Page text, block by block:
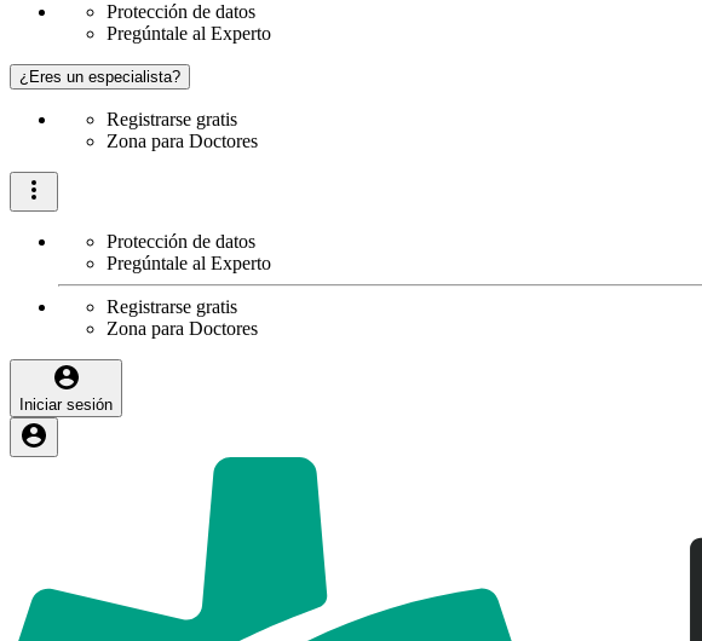
Protección de datos
Pregúntale al Experto
¿Eres un especialista?
Registrarse gratis
Zona para Doctores
Protección de datos
Pregúntale al Experto
Registrarse gratis
Zona para Doctores
Iniciar sesión